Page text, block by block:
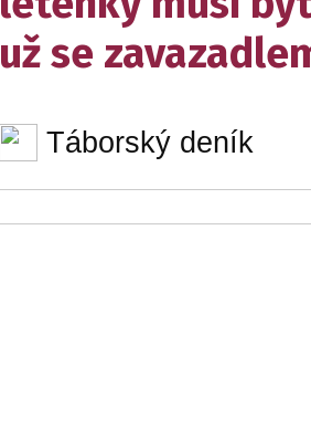
už se
Táborský deník